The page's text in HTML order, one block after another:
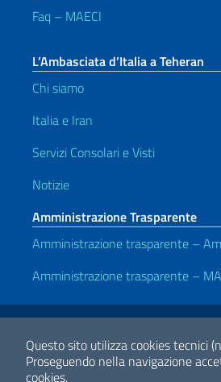
Questo sito utilizza cookies tecnici
Proseguendo nella navigazione
cookies.
Faq – MAECI
L’Ambasciata d’Italia a Teheran
Chi siamo
Italia e Iran
Servizi Consolari e Visti
Notizie
Amministrazione Trasparente
Amministrazione trasparente –
Amministrazione trasparente –
Link Utili